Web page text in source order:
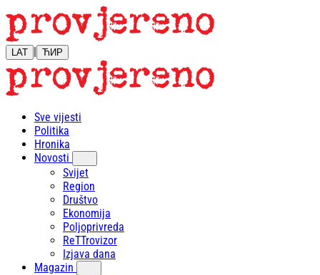
LAT | ЋИР
Sve vijesti
Politika
Hronika
Novosti
Svijet
Region
Društvo
Ekonomija
Poljoprivreda
ReTTrovizor
Izjava dana
Magazin